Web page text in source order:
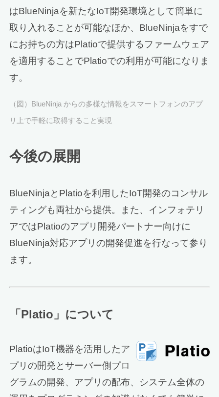
はBlueNinjaを新たなIoT開発環境として簡単に
取り入れることが可能なほか、BlueNinjaをすで
にお持ちの方はPlatioで提供するファームウェア
を適用することでPlatioでの利用が可能になりま
す。
（図）BlueNinja からの多様な情報をスマートフォンのアプ
リ上で手軽に取得すること実現
今後の展開
BlueNinjaとPlatioを利用したIoT開発のコンサル
ティングも両社から提供。また、インフォテリ
アではPlatioのアプリ開発パートナー向けに
BlueNinja対応アプリの開発促進を行なって参り
ます。
「Platio」について
PlatioはIoT機器を活用したア
プリの開発とサーバー側プロ
グラムの開発、アプリの配布、システム全体の